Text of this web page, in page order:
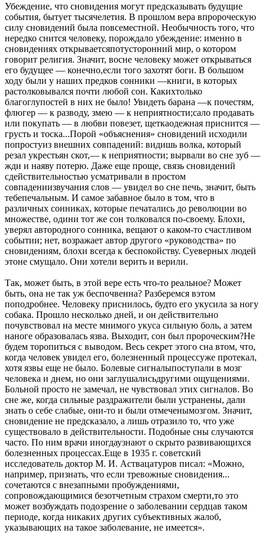
Убеждение, что сновидения могут предсказывать будущие
события, бытует тысячелетия. В прошлом вера впророческую
силу сновидений была повсеместной. Необычность того, что
нередко снится человеку, порождало убеждение: именно в
сновидениях открываетсяпотусторонний мир, о котором
говорит религия. Значит, восне человеку может открываться
его будущее — конечно,если того захотят боги. В большом
ходу были у наших предков сонники —книги, в которых
растолковывался почти любой сон. Какихтолько
благоглупостей в них не было! Увидеть барана —к почестям,
флюгер — к разводу, змею — к неприятности;сало продавать
или покупать — в любви повезет, щеткаодежная приснится —
грусть и тоска...Порой «объяснения» сновидений исходили
попростуиз внешних совпадений: видишь волка, который
резал укрестьян скот,— к неприятности; вырвали во сне зуб —
жди и наяву потерю. Даже еще проще, связь сновидений
сдействительностью усматривали в простом
совпадениизвучания слов — увидел во сне печь, значит, быть
тебепечальным. И самое забавное было в том, что в
различных сонниках, которые печатались до революции во
множестве, одини тот же сон толковался по-своему. Блохи,
уверял автородного сонника, вещают о каком-то счастливом
событии; нет, возражает автор другого «руководства» по
сновидениям, блохи всегда к беспокойству. Суеверных людей
этоне смущало. Они хотели верить и верили.
Так, может быть, в этой вере есть что-то реальное? Может
быть, она не так уж беспочвенна? Разберемся вэтом
поподробнее. Человеку приснилось, будто его укусила за ногу
собака. Прошло несколько дней, и он действительно
почувствовал на месте мнимого укуса сильную боль, а затем
наноге образовалась язва. Выходит, сон был пророческим?Не
будем торопиться с выводом. Весь секрет этого сна втом, что,
когда человек увидел его, болезненный процессуже протекал,
хотя язвы еще не было. Болевые сигналыпоступали в мозг
человека и днем, но они заглушалисьдругими ощущениями.
Больной просто не замечал, не чувствовал этих сигналов. Во
сне же, когда сильные раздражители были устранены, дали
знать о себе слабые, они-то и были отмеченымозгом. Значит,
сновидение не предсказало, а лишь отразило то, что уже
существовало в действительности. Подобные сны случаются
часто. По ним врачи иногдаузнают о скрыто развивающихся
болезненных процессах.Еще в 1935 г. советский
исследователь доктор М. И. Аствацатуров писал: «Можно,
например, признать, что если тревожные сновидения...
сочетаются с внезапными пробуждениями,
сопровождающимися безотчетным страхом смерти,то это
может возбуждать подозрение о заболевании сердцав таком
периоде, когда никаких других субъективных жалоб,
указывающих на такое заболевание, не имеется».